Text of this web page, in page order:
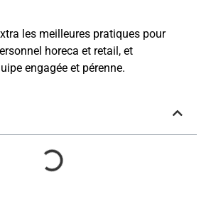
les meilleures pratiques pour
horeca et retail, et
engagée et pérenne.